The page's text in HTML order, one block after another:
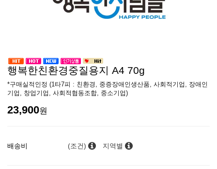
행복한친환경중질용지 A4 70g
*구매실적인정 (1타7피 : 친환경, 중증장애인생산품, 사회적기업, 장애인
기업, 창업기업, 사회적협동조합, 중소기업)
23,900원
배송비 (조건) 지역별